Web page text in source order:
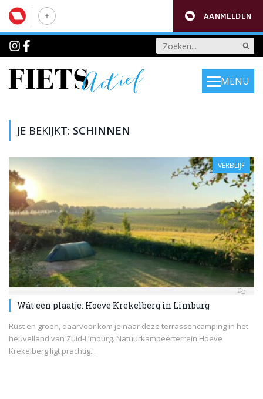
AANMELDEN
MENU
JE BEKIJKT: SCHINNEN
VERBLIJF
Wát een plaatje: Hoeve Krekelberg in Limburg
Rust en groen, daarvoor kom je naar deze terrassencamping in het
heuvelland van Zuid-Limburg. Natuurkampeerterrein Hoeve
Krekelberg ligt prachtig...